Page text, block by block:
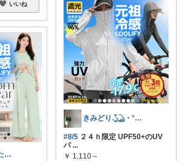
いいね
みゆゆ💎あなたとの出会いに感謝👋🥰
きみどり.𓆏・°いつも感謝です
#8/5 ２４ｈ限定 UPF50+のUV
パ ...
￥ 1,110～